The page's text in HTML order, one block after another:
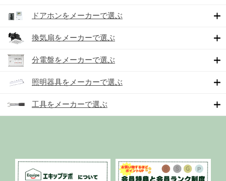
ドアホンをメーカーで選ぶ
換気扇をメーカーで選ぶ
分電盤をメーカーで選ぶ
照明器具をメーカーで選ぶ
工具をメーカーで選ぶ